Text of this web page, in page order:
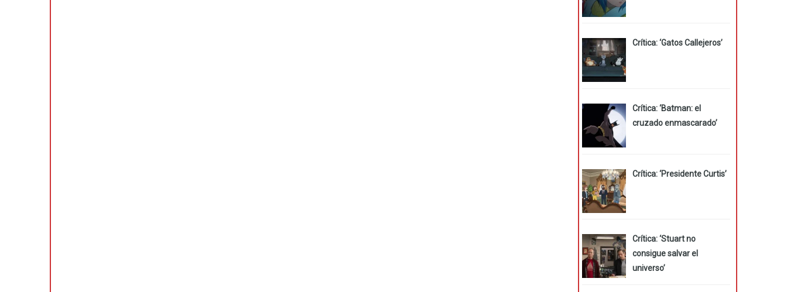
Crítica: ‘Gatos Callejeros’
Crítica: ‘Batman: el
cruzado enmascarado’
Crítica: ‘Presidente Curtis’
Crítica: ‘Stuart no
consigue salvar el
universo’